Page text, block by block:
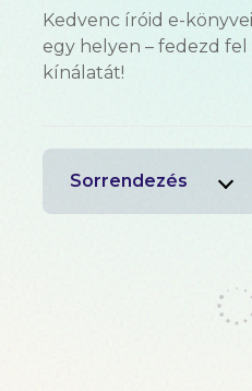
Kedvenc íróid e-
egy helyen – fedezd fel
kínálatát!
Sorrendezés